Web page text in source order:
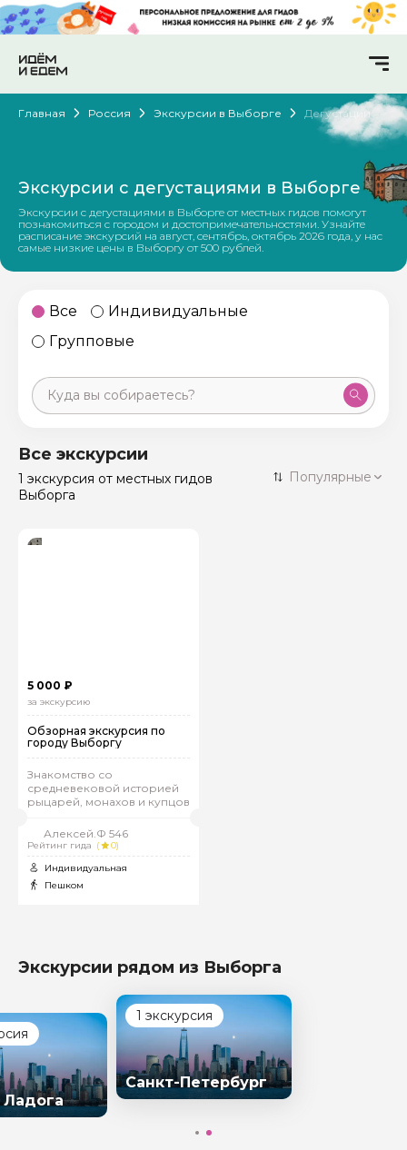
Главная Россия Экскурсии в Выборге Дегустации
Экскурсии с дегустациями в Выборге
Экскурсии с дегустациями в Выборге от местных гидов помогут
познакомиться с городом и достопримечательностями. Узнайте
расписание экскурсий на август, сентябрь, октябрь 2026 года, у нас
самые низкие цены в Выборгу от 500 рублей.
Все
Индивидуальные
Групповые
Санкт-Петербург
Россия
50 экскурсий
Все экскурсии
1 экскурсия от местных гидов
Выборга
Популярные
5 000 ₽
за экскурсию
Обзорная экскурсия по
городу Выборгу
Знакомство со
средневековой историей
рыцарей, монахов и купцов
Алексей.Ф 546
Рейтинг гида (
0)
Индивидуальная
Пешком
Экскурсии рядом из Выборга
Ладога
1 экскурсия
Санкт-Петербург